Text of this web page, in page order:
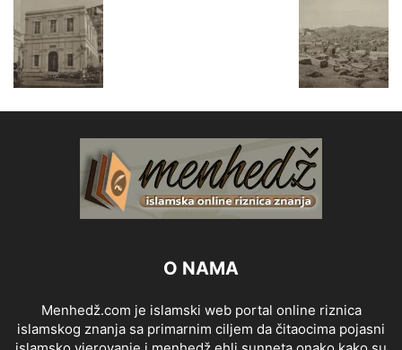
O NAMA
Menhedž.com je islamski web portal online riznica
islamskog znanja sa primarnim ciljem da čitaocima pojasni